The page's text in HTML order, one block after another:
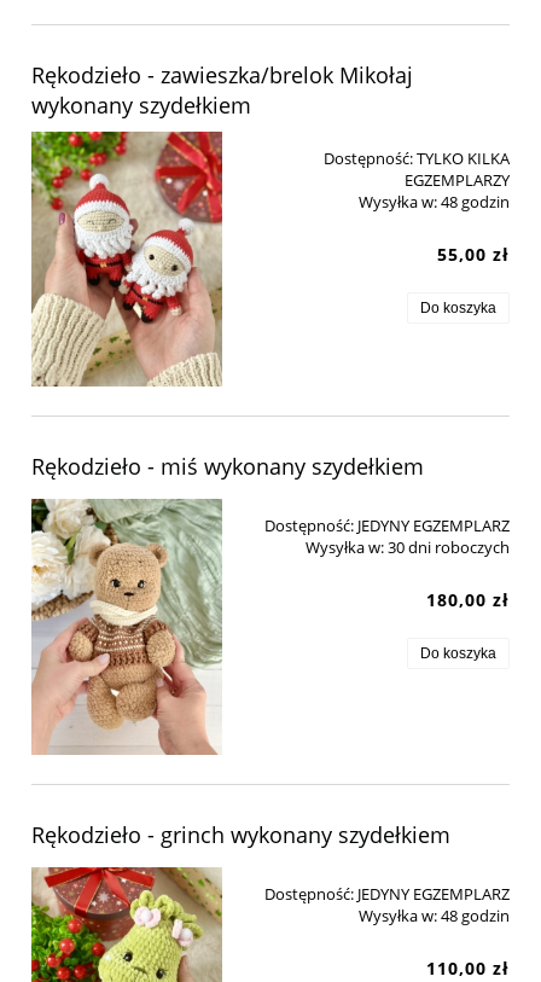
Rękodzieło - zawieszka/brelok Mikołaj
wykonany szydełkiem
Dostępność:TYLKO KILKA
EGZEMPLARZY
Wysyłka w:48 godzin
55,00 zł
Do koszyka
Rękodzieło - miś wykonany szydełkiem
Dostępność: JEDYNY EGZEMPLARZ
Wysyłka w:30 dni roboczych
180,00 zł
Do koszyka
Rękodzieło - grinch wykonany szydełkiem
Dostępność: JEDYNY EGZEMPLARZ
Wysyłka w:48 godzin
110,00 zł